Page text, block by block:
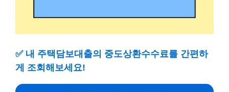
✅ 내 주택담보대출의 중도상환수수료를 간편하
게 조회해보세요!